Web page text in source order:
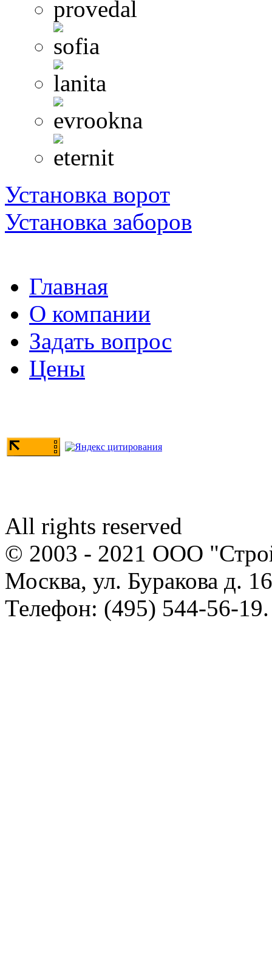
Установка ворот
Установка заборов
Главная
О компании
Задать вопрос
Цены
All rights reserved
© 2003 - 2021 ООО
Москва, ул. Буракова д.
Телефон: (495) 544-56-